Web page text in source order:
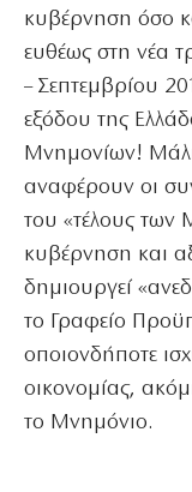
κυβέρνηση όσο
ευθέως στη νέα
– Σεπτεμβρίου
εξόδου της
Μνημονίων!
αναφέρουν οι
του «τέλους των
κυβέρνηση και
δημιουργεί
το Γραφείο
οποιονδήποτε
οικονομίας,
το Μνημόνιο.